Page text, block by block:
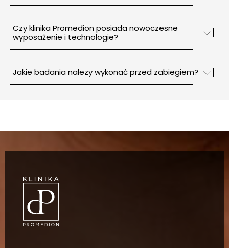
Czy klinika Promedion posiada nowoczesne
wyposażenie i technologie?
Jakie badania nalezy wykonać przed zabiegiem?